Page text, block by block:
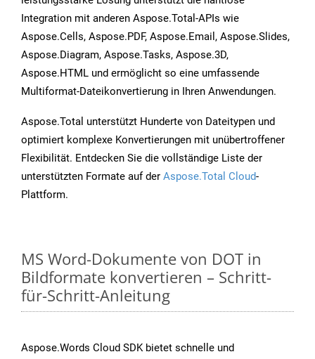
Integration mit anderen Aspose.Total-APIs wie
Aspose.Cells, Aspose.PDF, Aspose.Email, Aspose.Slides,
Aspose.Diagram, Aspose.Tasks, Aspose.3D,
Aspose.HTML und ermöglicht so eine umfassende
Multiformat-Dateikonvertierung in Ihren Anwendungen.
Aspose.Total unterstützt Hunderte von Dateitypen und
optimiert komplexe Konvertierungen mit unübertroffener
Flexibilität. Entdecken Sie die vollständige Liste der
unterstützten Formate auf der Aspose.Total Cloud-
Plattform.
MS Word-Dokumente von DOT in
Bildformate konvertieren – Schritt-
für-Schritt-Anleitung
Aspose.Words Cloud SDK bietet schnelle und